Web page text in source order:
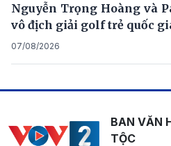
Nguyễn Trọng Hoàng và
vô địch giải golf trẻ quốc
07/08/2026
BAN VĂN
TỘC